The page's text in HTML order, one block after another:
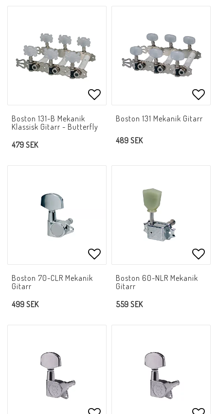
Lägg till i favoritlistan
Boston 131-B Mekanik
Klassisk Gitarr - Butterfly
479 SEK
Boston 131 Mekanik Gitarr
489 SEK
Lägg till i favoritlistan
Boston 70-CLR Mekanik
Gitarr
499 SEK
Boston 60-NLR Mekanik
Gitarr
559 SEK